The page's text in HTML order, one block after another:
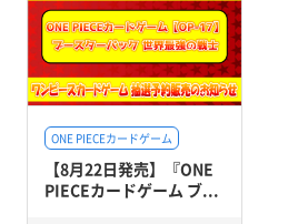
ONE PIECEカードゲーム
【8月22日発売】『ONE
PIECEカードゲーム ブ...